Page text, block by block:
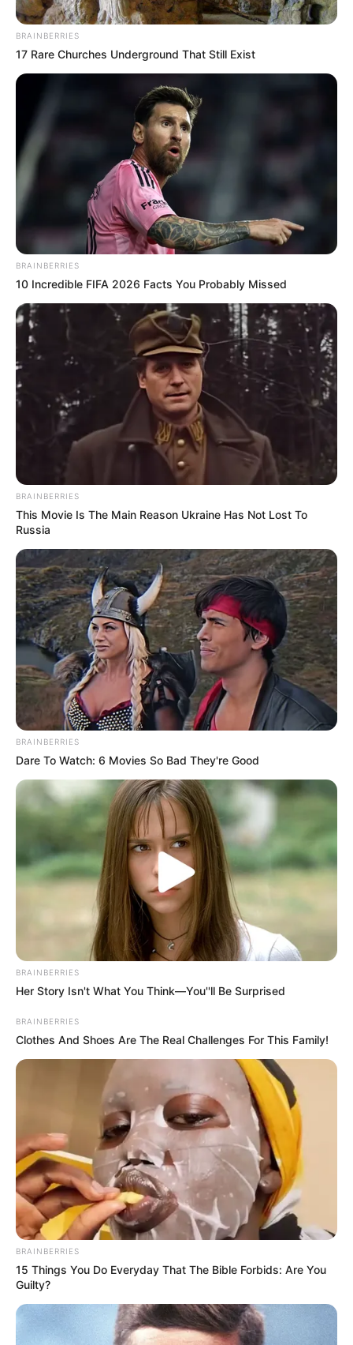
Alexis Zapata le da un triunfo de oro a
Santa Fe en Montevideo: eliminados
pero van a Sudamericana
OPERATIVOS DE LA POLICÍA
En Cartagena, más de 900
partidos de Copa
Libertadores y la semifinal
del Torneo BetPlay-I 2026
SANTA FE
Santa Fe sufrió pero ganó
en Copa Libertadores:
volvió a aparecer
Rodallega
advirtió medidas contra
Raúl Giraldo
DEPORTIVO INDEPENDIENTE
MEDELLÍN
El Atanasio, en llamas:
cancelado partido de
Libertadores por protesta
de hinchas del DIM
INDEPENDIENTE SANTA FE
Desadaptado hincha de
Santa Fe olvidó sus raíces
y le podría chantar sanción
al equipo por racismo
JUNIOR DE BARRANQUILLA
No habrá más riñas en el
Jaime Morón: doblan
uniformados para la
Junior vs Cerro
INDEPENDIENTE SANTA FE
Santa Fe mató al tigre y se
asustó con el cuero:
empate en El Campín
contra Corinthians
DUMEK TURBAY
El plan de Dumek para
prevenir tragedias en
Cartagena por el partido
CIERRES VIALES EN
CARTAGENA
BRAINBERRIES
17 Rare Churches Underground That Still Exist
BRAINBERRIES
10 Incredible FIFA 2026 Facts You Probably Missed
BRAINBERRIES
This Movie Is The Main Reason Ukraine Has Not Lost To
Russia
BRAINBERRIES
Dare To Watch: 6 Movies So Bad They're Good
BRAINBERRIES
Her Story Isn't What You Think—You''ll Be Surprised
BRAINBERRIES
Clothes And Shoes Are The Real Challenges For This Family!
BRAINBERRIES
15 Things You Do Everyday That The Bible Forbids: Are You
Guilty?